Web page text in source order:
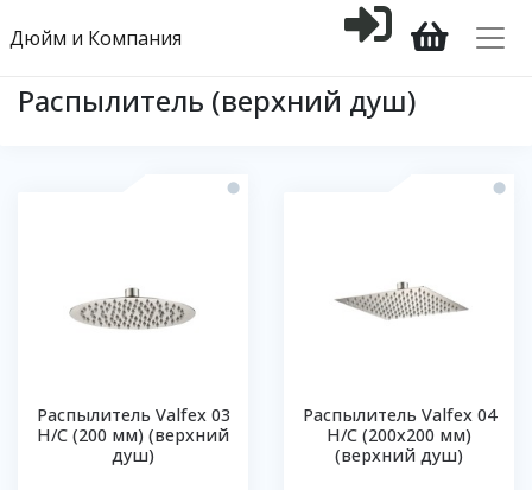
Дюйм и Компания
Распылитель (верхний душ)
Распылитель Valfex 03
Н/С (200 мм) (верхний
душ)
Распылитель Valfex 04
Н/С (200х200 мм)
(верхний душ)